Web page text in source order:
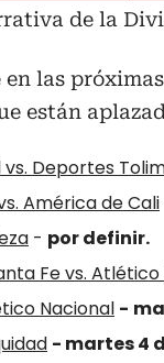
de la
en las
están
Deportes
América de Cali
- por definir.
Fe vs.
Nacional -
- martes 4